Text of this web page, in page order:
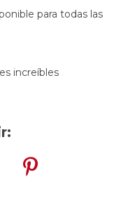
para todas las
increíbles